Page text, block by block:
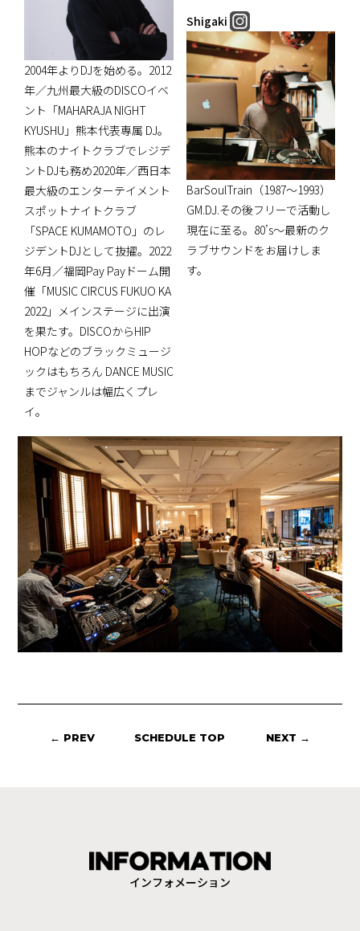
2004年よりDJを始める。2012
年／九州最大級のDISCOイベ
ント「MAHARAJA NIGHT
KYUSHU」熊本代表専属 DJ。
熊本のナイトクラブでレジデ
ントDJも務め2020年／西日本
最大級のエンターテイメント
スポットナイトクラブ
「SPACE KUMAMOTO」のレ
ジデントDJとして抜擢。2022
年6月／福岡Pay Payドーム開
催「MUSIC CIRCUS FUKUO KA
2022」メインステージに出演
を果たす。DISCOからHIP
HOPなどのブラックミュージ
ックはもちろん DANCE MUSIC
までジャンルは幅広くプレ
イ。
Shigaki
BarSoulTrain（1987～1993）
GM.DJ.その後フリーで活動し
現在に至る。80’s～最新のク
ラブサウンドをお届けしま
す。
← PREV SCHEDULE TOP NEXT →
インフォメーション